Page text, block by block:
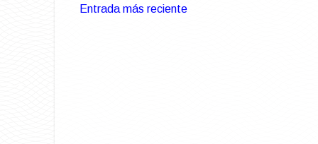
Entrada más reciente